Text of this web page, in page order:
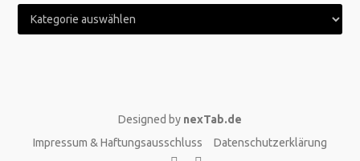
Designed by nexTab.de
Impressum & Haftungsausschluss
Datenschutzerklärung